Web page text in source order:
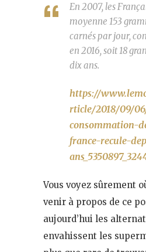
En 2007, les
moyenne 153
carnés par jour,
en 2016, soit 18
dix ans.
https://
rticle/2018/09/
consommation-
france-recule-
Vous voyez sûrement
venir à propos de ce
aujourd’hui les
envahissent les